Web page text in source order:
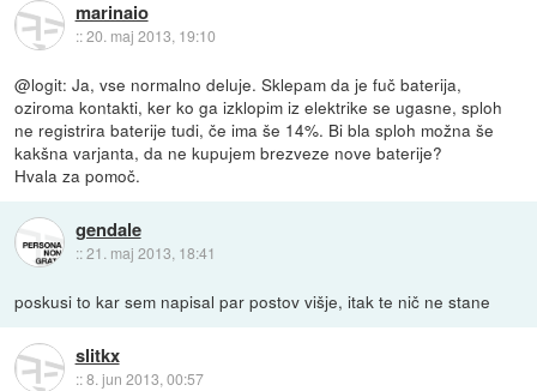
marinaio
::20. maj 2013, 19:10
@logit: Ja, vse normalno deluje. Sklepam da je fuč baterija,
oziroma kontakti, ker ko ga izklopim iz elektrike se ugasne, sploh
ne registrira baterije tudi, če ima še 14%. Bi bla sploh možna še
kakšna varjanta, da ne kupujem brezveze nove baterije?
Hvala za pomoč.
gendale
::21. maj 2013, 18:41
poskusi to kar sem napisal par postov višje, itak te nič ne stane
slitkx
::8. jun 2013, 00:57